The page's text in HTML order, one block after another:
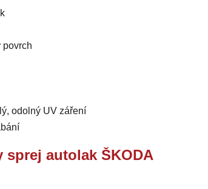
povrch
odolný UV záření
sprej autolak ŠKODA